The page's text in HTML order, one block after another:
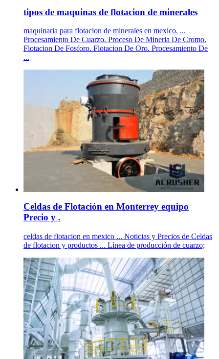
tipos de maquinas de flotacion de minerales
maquinaria para flotacion de minerales en mexico. ...
Procesamiento De Cuarzo. Proceso De Mineria De Cromo.
Flotacion De Fosforo. Flotacion De Oro. Procesamiento De
...
Celdas de Flotación en Monterrey equipo
Precio y .
celdas de flotacion en mexico ... Noticias y Precios de Celdas
de flotacion y productos ... Línea de producción de cuarzo;